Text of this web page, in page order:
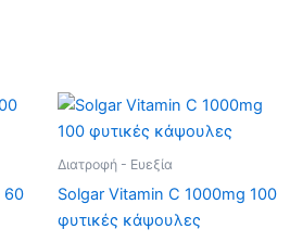
60
Διατροφή - Ευεξία
Solgar Vitamin C 1000mg 100
φυτικές κάψουλες